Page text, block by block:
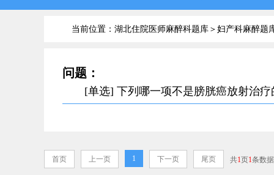
当前位置：湖北住院医师麻醉科题库＞ 妇产科麻醉题
问题：
[单选] 下列哪一项不是膀胱癌放射治疗
首页 上一页 1 下一页 尾页 共1页1条数据